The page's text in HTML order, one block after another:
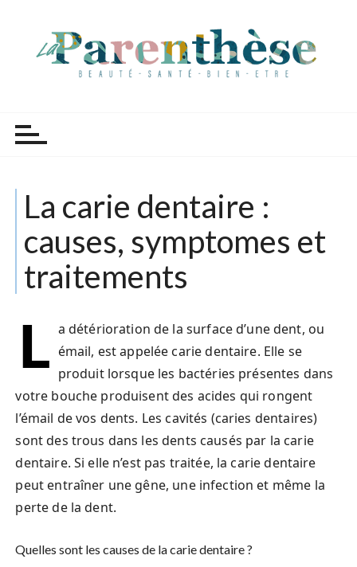
La carie dentaire :
causes, symptomes et
traitements
L a détérioration de la surface d’une dent, ou
émail, est appelée carie dentaire. Elle se
produit lorsque les bactéries présentes dans
votre bouche produisent des acides qui rongent
l’émail de vos dents. Les cavités (caries dentaires)
sont des trous dans les dents causés par la carie
dentaire. Si elle n’est pas traitée, la carie dentaire
peut entraîner une gêne, une infection et même la
perte de la dent.
Quelles sont les causes de la carie dentaire ?